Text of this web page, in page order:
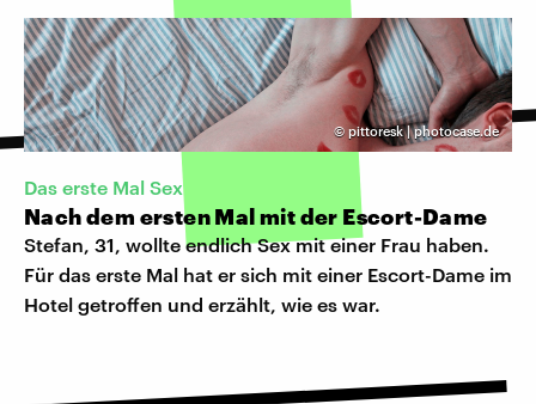
© pittoresk | photocase.de
Das erste Mal Sex
Nach dem ersten Mal mit der Escort-Dame
Stefan, 31, wollte endlich Sex mit einer Frau haben.
Für das erste Mal hat er sich mit einer Escort-Dame im
Hotel getroffen und erzählt, wie es war.